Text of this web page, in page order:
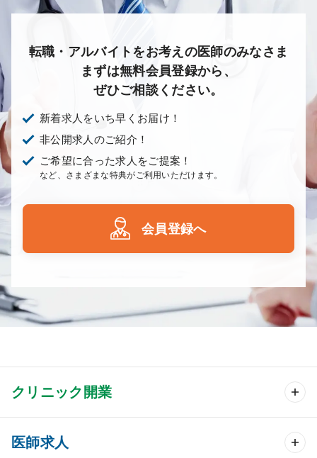
転職・アルバイトをお考えの医師のみなさま
まずは無料会員登録から、
ぜひご相談ください。
新着求人をいち早くお届け！
非公開求人のご紹介！
ご希望に合った求人をご提案！
など、さまざまな特典がご利用いただけます。
会員登録へ
クリニック開業
クリニック開業 TOP
医師求人